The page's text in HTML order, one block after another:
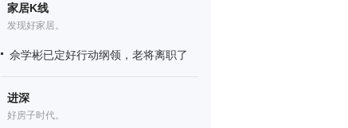
家居K线
发现好家居。
佘学彬已定好行动纲领，老将离职了
进深
好房子时代。